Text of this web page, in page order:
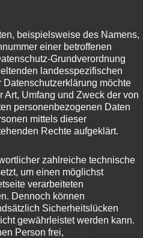
beispielsweise des Namens,
einer betroffenen
Grundverordnung
landesspezifischen
möchte
Art, Umfang und Zweck der von
personenbezogenen Daten
mittels dieser
Rechte aufgeklärt.
zahlreiche technische
um einen möglichst
verarbeiteten
Dennoch können
Sicherheitslücken
gewährleistet werden kann.
Person frei,